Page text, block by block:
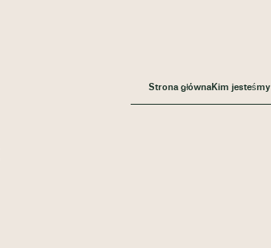
Strona głównaKim jesteśmy